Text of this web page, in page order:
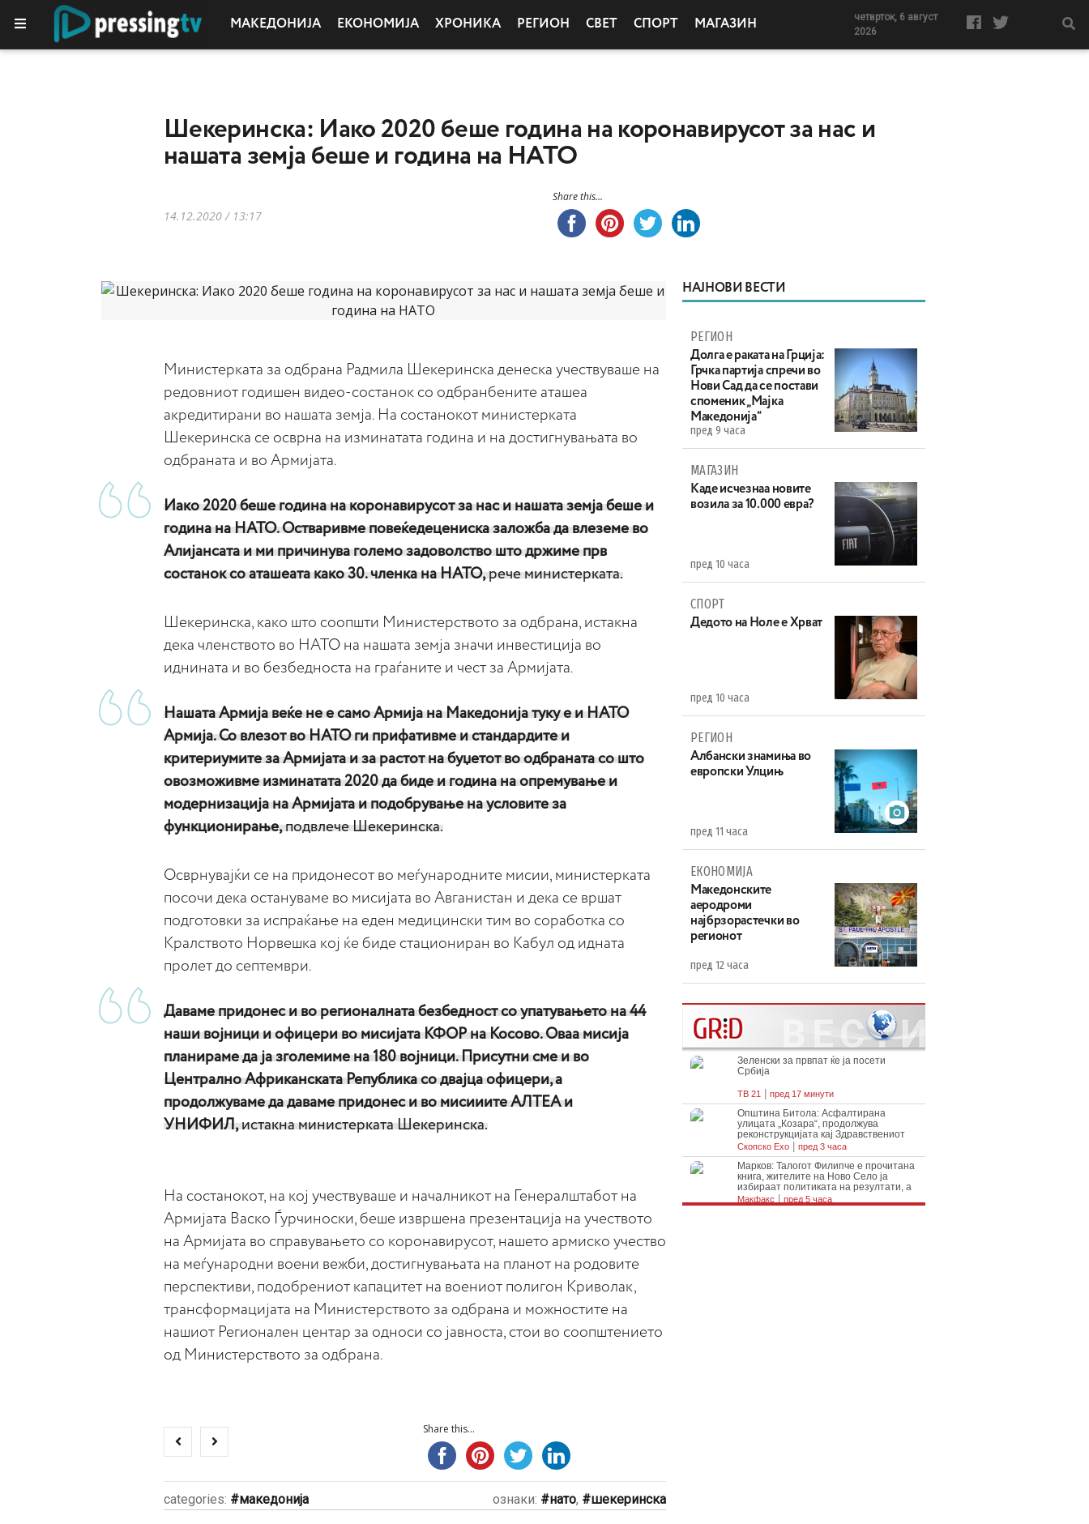
МАКЕДОНИЈА ЕКОНОМИЈА ХРОНИКА РЕГИОН СВЕТ СПОРТ МАГАЗИН
четврток, 6 август
2026
Шекеринска: Иако 2020 беше година на коронавирусот за нас и
нашата земја беше и година на НАТО
14.12.2020 / 13:17
Share this...
Министерката за одбрана Радмила Шекеринска денеска учествуваше на
редовниот годишен видео-состанок со одбранбените аташеа
акредитирани во нашата земја. На состанокот министерката
Шекеринска се осврна на изминатата година и на достигнувањата во
одбраната и во Армијата.
Иако 2020 беше година на коронавирусот за нас и нашата земја беше и
година на НАТО. Остваривме повеќедецениска заложба да влеземе во
Алијансата и ми причинува големо задоволство што држиме прв
состанок со аташеата како 30. членка на НАТО,рече министерката.
Шекеринска, како што соопшти Министерството за одбрана, истакна
дека членството во НАТО на нашата земја значи инвестиција во
иднината и во безбедноста на граѓаните и чест за Армијата.
Нашата Армија веќе не е само Армија на Македонија туку е и НАТО
Армија. Со влезот во НАТО ги прифативме и стандардите и
критериумите за Армијата и за растот на буџетот во одбраната со што
овозможивме изминатата 2020 да биде и година на опремување и
модернизација на Армијата и подобрување на условите за
функционирање,подвлече Шекеринска.
Осврнувајќи се на придонесот во меѓународните мисии, министерката
посочи дека остануваме во мисијата во Авганистан и дека се вршат
подготовки за испраќање на еден медицински тим во соработка со
Кралството Норвешка кој ќе биде стациониран во Кабул од идната
пролет до септември.
Даваме придонес и во регионалната безбедност со упатувањето на 44
наши војници и офицери во мисијата КФОР на Косово. Оваа мисија
планираме да ја зголемиме на 180 војници. Присутни сме и во
Централно Африканската Република со двајца офицери, а
продолжуваме да даваме придонес и во мисииите АЛТЕА и
УНИФИЛ,истакна министерката Шекеринска.
На состанокот, на кој учествуваше и началникот на Генералштабот на
Армијата Васко Ѓурчиноски, беше извршена презентација на учеството
на Армијата во справувањето со коронавирусот, нашето армиско учество
на меѓународни воени вежби, достигнувањата на планот на родовите
перспективи, подобрениот капацитет на воениот полигон Криволак,
трансформацијата на Министерството за одбрана и можностите на
нашиот Регионален центар за односи со јавноста, стои во соопштението
од Министерството за одбрана.
Share this...
categories: македонија ознаки: нато, шекеринска
НАЈНОВИ ВЕСТИ
РЕГИОН
Долга е раката на Грција:
Грчка партија спречи во
Нови Сад да се постави
споменик „Мајка
Македонија“
пред 9 часа
МАГАЗИН
Каде исчезнаа новите
возила за 10.000 евра?
пред 10 часа
СПОРТ
Дедото на Ноле е Хрват
пред 10 часа
РЕГИОН
Aлбански знамиња во
европски Улцињ
пред 11 часа
ЕКОНОМИЈА
Maкедонските
аеродроми
најбрзорастечки во
регионот
пред 12 часа